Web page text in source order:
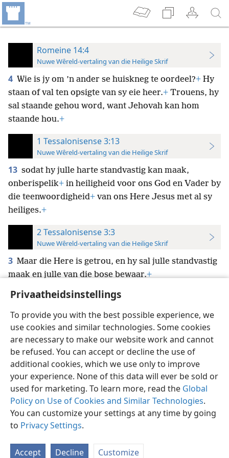
Privaatheidsinstellings
To provide you with the best possible experience, we
use cookies and similar technologies. Some cookies
are necessary to make our website work and cannot
be refused. You can accept or decline the use of
additional cookies, which we use only to improve
your experience. None of this data will ever be sold or
used for marketing. To learn more, read the Global
Policy on Use of Cookies and Similar Technologies.
You can customize your settings at any time by going
to Privacy Settings.
Accept Decline Customize
Romeine 14:4
Nuwe Wêreld-vertaling van die Heilige Skrif
4 Wie is jy om ’n ander se huiskneg te oordeel?+ Hy
staan of val ten opsigte van sy eie heer.+ Trouens, hy
sal staande gehou word, want Jehovah kan hom
staande hou.+
1 Tessalonisense 3:13
Nuwe Wêreld-vertaling van die Heilige Skrif
13 sodat hy julle harte standvastig kan maak,
onberispelik+ in heiligheid voor ons God en Vader by
die teenwoordigheid+ van ons Here Jesus met al sy
heiliges.+
2 Tessalonisense 3:3
Nuwe Wêreld-vertaling van die Heilige Skrif
3 Maar die Here is getrou, en hy sal julle standvastig
maak en julle van die bose bewaar.+
Afrikaans Voorkeure
Copyright© 2026 Watch Tower Bible and Tract Society of Pennsylvania
Gebruiksvoorwaardes Privaatheidsbeleid
Privaatheidsinstellings
Meld aan